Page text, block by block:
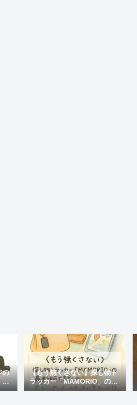
の
評
の
【もう無くさない】探し物ト
ラッカー「MAMORIO」の最
新版を試したら、忘れっぽい